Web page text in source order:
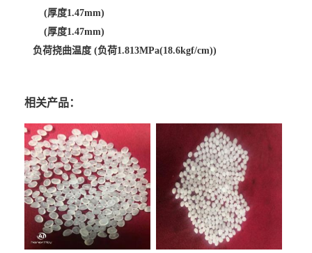
(厚度1.47mm)
(厚度1.47mm)
负荷挠曲温度 (负荷1.813MPa(18.6kgf/cm))
相关产品：